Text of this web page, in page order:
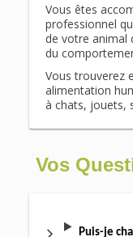
Vous êtes
professionnel
de votre animal
du
Vous trouverez
alimentation
à chats, jouets,
Vos
Puis-je